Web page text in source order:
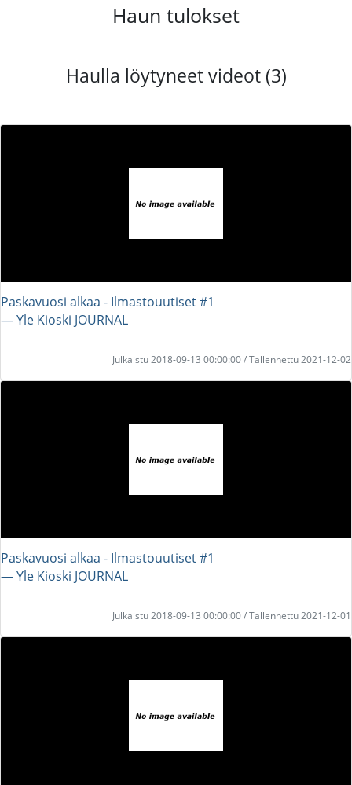
Haun tulokset
Haulla löytyneet videot (3)
Paskavuosi alkaa - Ilmastouutiset #1
― Yle Kioski JOURNAL
Julkaistu 2018-09-13 00:00:00 / Tallennettu 2021-12-02
Paskavuosi alkaa - Ilmastouutiset #1
― Yle Kioski JOURNAL
Julkaistu 2018-09-13 00:00:00 / Tallennettu 2021-12-01